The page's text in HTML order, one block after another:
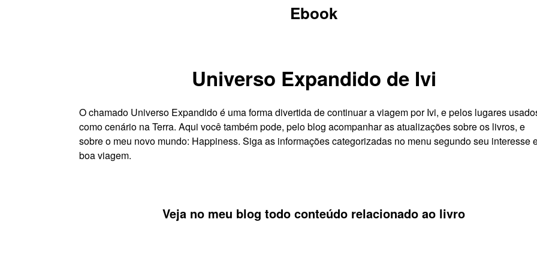
Ebook
Universo Expandido de Ivi
O chamado Universo Expandido é uma forma divertida de continuar a viagem por Ivi, e pelos lugares
como cenário na Terra. Aqui você também pode, pelo blog acompanhar as atualizações sobre os livros, e
sobre o meu novo mundo: Happiness. Siga as informações categorizadas no menu segundo seu interesse
boa viagem.
Veja no meu blog todo conteúdo relacionado ao livro